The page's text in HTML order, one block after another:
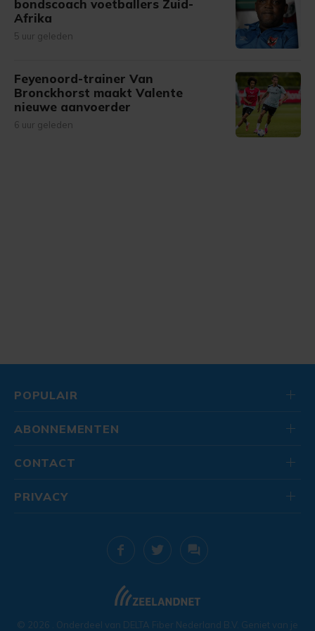
bondscoach voetballers Zuid-
Afrika
5 uur geleden
Feyenoord-trainer Van
Bronckhorst maakt Valente
nieuwe aanvoerder
6 uur geleden
POPULAIR
ABONNEMENTEN
CONTACT
© 2026 . Onderdeel van DELTA Fiber Nederland B.V. Geniet van je
PRIVACY